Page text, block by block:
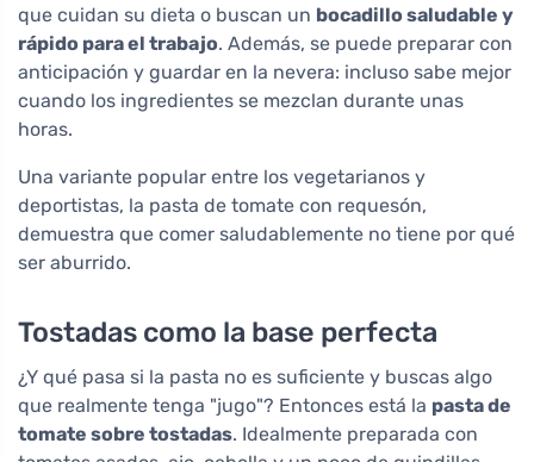
que cuidan su dieta o buscan un bocadillo saludable y
rápido para el trabajo. Además, se puede preparar con
anticipación y guardar en la nevera: incluso sabe mejor
cuando los ingredientes se mezclan durante unas
horas.
Una variante popular entre los vegetarianos y
deportistas, la pasta de tomate con requesón,
demuestra que comer saludablemente no tiene por qué
ser aburrido.
Tostadas como la base perfecta
¿Y qué pasa si la pasta no es suficiente y buscas algo
que realmente tenga "jugo"? Entonces está la pasta de
tomate sobre tostadas. Idealmente preparada con